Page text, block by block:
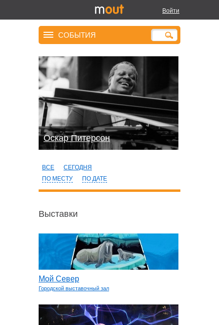
Войти
СОБЫТИЯ
Оскар Питерсон
ВСЕ
СЕГОДНЯ
ПО МЕСТУ
ПО ДАТЕ
Выставки
Мой Север
Городской выставочный зал